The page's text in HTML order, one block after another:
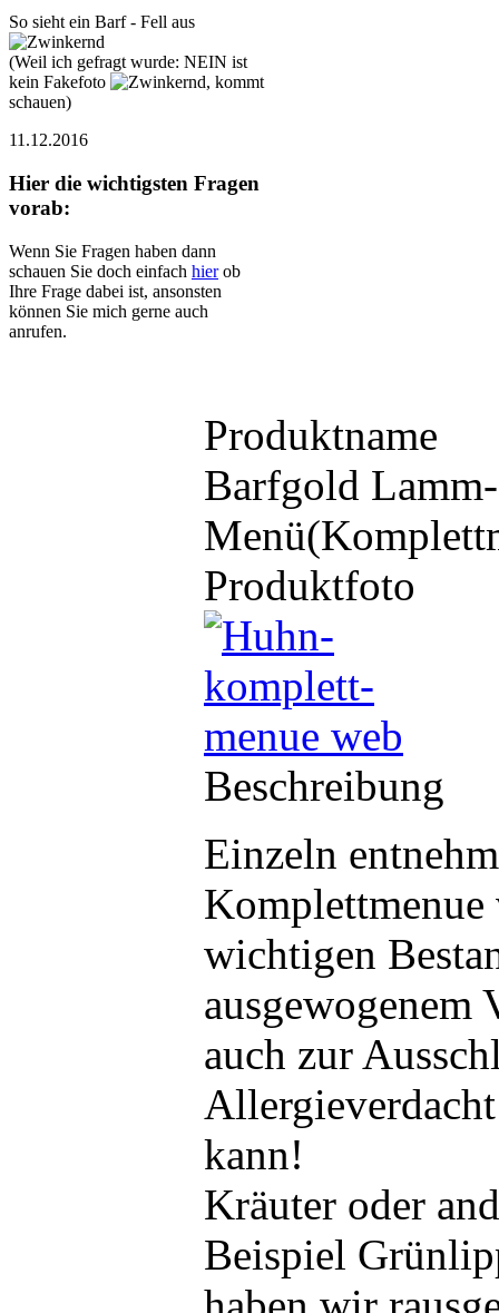
So sieht ein Barf - Fell aus
(Weil ich gefragt wurde: NEIN ist
kein Fakefoto
, kommt
schauen)
11.12.2016
Hier die wichtigsten Fragen
vorab:
Wenn Sie Fragen haben dann
schauen Sie doch einfach hierob
Ihre Frage dabei ist, ansonsten
können Sie mich gerne auch
anrufen.
Produktname
Barfgold Lamm-
Produktfoto
Beschreibung
Einzeln
wichtigen
ausgewogenem
auch zur
kann!
Kräuter oder
Beispiel